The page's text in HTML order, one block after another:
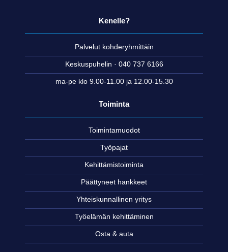
Kenelle?
Palvelut kohderyhmittäin
Keskuspuhelin · 040 737 6166
ma-pe klo 9.00-11.00 ja 12.00-15.30
Toiminta
Toimintamuodot
Työpajat
Kehittämistoiminta
Päättyneet hankkeet
Yhteiskunnallinen yritys
Työelämän kehittäminen
Osta & auta